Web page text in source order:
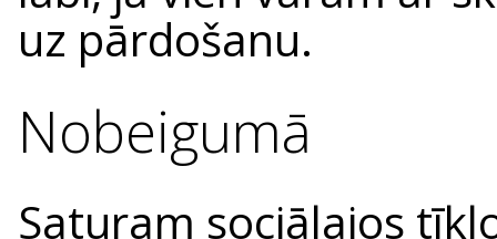
uz pārdošanu.
Nobeigumā
Saturam sociālajos